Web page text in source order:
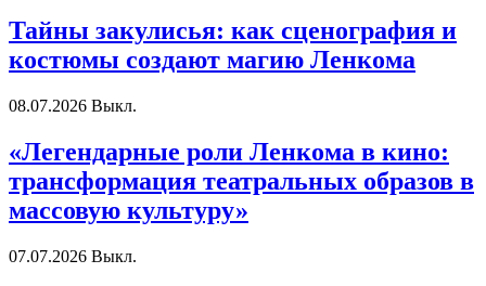
Тайны закулисья: как сценография и
костюмы создают магию Ленкома
08.07.2026 Выкл.
«Легендарные роли Ленкома в кино:
трансформация театральных образов в
массовую культуру»
07.07.2026 Выкл.